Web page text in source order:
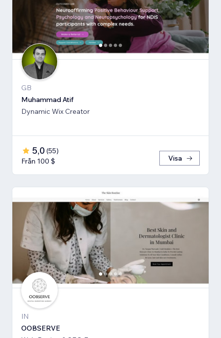
GB
Muhammad Atif
Dynamic Wix Creator
5,0 (55)
Från 100 $
Visa
IN
OOBSERVE